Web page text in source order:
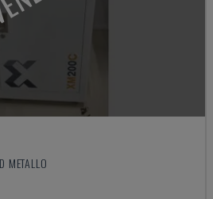
METALLO